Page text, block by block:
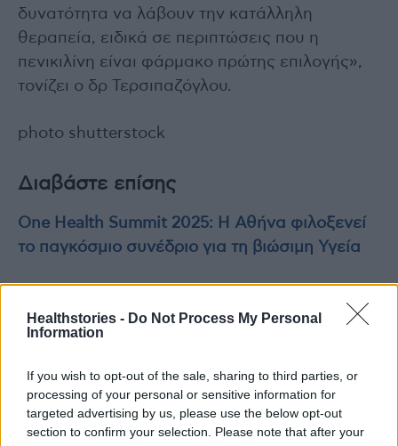
Healthstories - Do Not Process My Personal
Information
If you wish to opt-out of the sale, sharing to third parties, or
processing of your personal or sensitive information for
targeted advertising by us, please use the below opt-out
section to confirm your selection. Please note that after your
δυνατότητα να λάβουν την κατάλληλη
θεραπεία, ειδικά σε περιπτώσεις που η
πενικιλίνη είναι φάρμακο πρώτης επιλογής»,
τονίζει ο δρ Τερσιπαζόγλου.
photo shutterstock
Διαβάστε επίσης
One Health Summit 2025: Η Αθήνα φιλοξενεί
το παγκόσμιο συνέδριο για τη βιώσιμη Υγεία
Διαταραχές Πρόσληψης Τροφής
αλλεργία στην πενικιλίνη